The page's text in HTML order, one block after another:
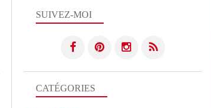
SUIVEZ-MOI
CATÉGORIES